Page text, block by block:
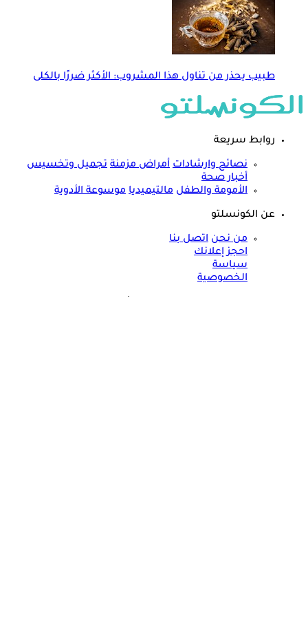
طبيب يحذر من تناول هذا المشروب: الأكثر ضررًا بالكلى
روابط سريعة
نصائح وارشادات أمراض مزمنة تجميل وتخسيس
أخبار صحة
الأمومة والطفل مالتيميديا موسوعة الأدوية
عن الكونسلتو
من نحن اتصل بنا
احجز إعلانك
سياسة
الخصوصية